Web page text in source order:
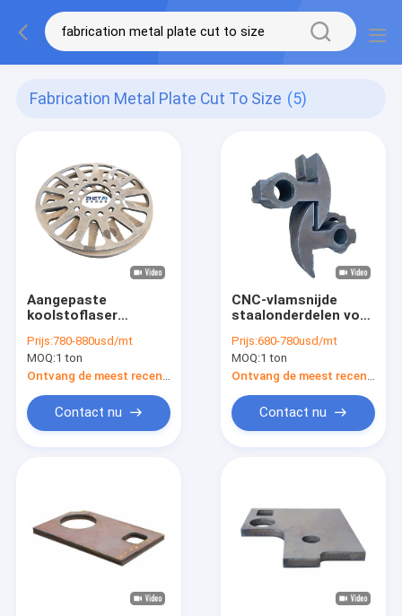
Fabrication Metal Plate Cut To Size (5)
Aangepaste
koolstoflaser
assemblage voor de
fabricage van zware
machines
Prijs:780-880usd/mt
MOQ:1 ton
Contact nu
CNC-vlamsnijde
staalonderdelen voor
vormcomponenten
Prijs:680-780usd/mt
MOQ:1 ton
Contact nu